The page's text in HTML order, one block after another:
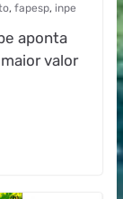
, fapesp, inpe
aponta
valor